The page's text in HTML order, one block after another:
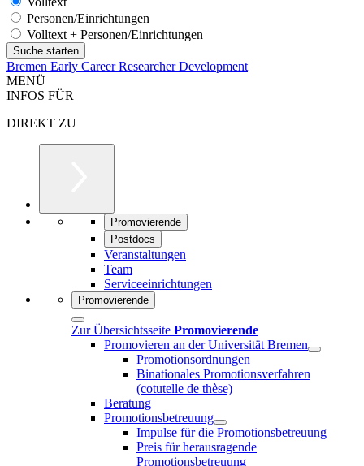
Personen/Einrichtungen
Volltext + Personen/Einrichtungen
Bremen Early Career Researcher Development
MENÜ
INFOS FÜR
DIREKT ZU
Promovierende
Postdocs
Veranstaltungen
Team
Serviceeinrichtungen
Promovierende
Zur Übersichtsseite Promovierende
Promovieren an der Universität Bremen
Promotionsordnungen
Binationales Promotionsverfahren
(cotutelle de thèse)
Beratung
Promotionsbetreuung
Impulse für die Promotionsbetreuung
Preis für herausragende
Promotionsbetreuung